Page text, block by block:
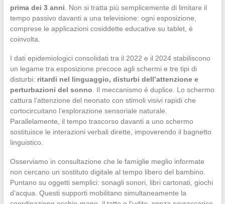
prima dei 3 anni . Non si tratta più semplicemente di limitare il
tempo passivo davanti a una televisione: ogni esposizione,
comprese le applicazioni cosiddette educative su tablet, è
coinvolta.
I dati epidemiologici consolidati tra il 2022 e il 2024 stabiliscono
un legame tra esposizione precoce agli schermi e tre tipi di
disturbi: ritardi nel linguaggio, disturbi dell’attenzione e
perturbazioni del sonno . Il meccanismo è duplice. Lo schermo
cattura l’attenzione del neonato con stimoli visivi rapidi che
cortocircuitano l’esplorazione sensoriale naturale.
Parallelamente, il tempo trascorso davanti a uno schermo
sostituisce le interazioni verbali dirette, impoverendo il bagnetto
linguistico.
Osserviamo in consultazione che le famiglie meglio informate
non cercano un sostituto digitale al tempo libero del bambino.
Puntano su oggetti semplici: sonagli sonori, libri cartonati, giochi
d’acqua. Questi supporti mobilitano simultaneamente la